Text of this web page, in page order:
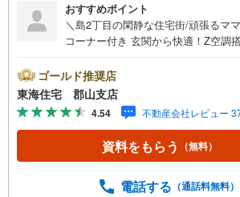
おすすめポイント
＼島2丁目の閑静な住宅街/頑張るマ
コーナー付き 玄関から快適！Z空調
付き 内覧可能です
ゴールド推奨店
東海住宅 郡山支店
4.54 不動産会社レビュー
資料をもらう （無料）
電話する （通話料無料）